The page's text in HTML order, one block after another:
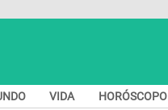
VIDA HORÓSCOPO